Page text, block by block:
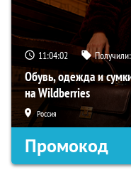
11:04:01 Получили:
Обувь, одежда и
на Wildberries
Россия
Промокод